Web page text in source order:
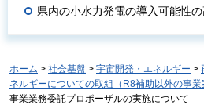
県内の小水力発電の導入可能性
ホーム > 社会基盤 > 宇宙開発・エネルギー >
ネルギーについての取組（R8補助以外の事業
事業業務委託プロポーザルの実施について